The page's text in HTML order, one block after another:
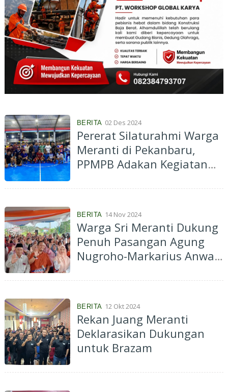
BERITA 02 Des 2024
Pererat Silaturahmi Warga
Meranti di Pekanbaru,
PPMPB Adakan Kegiatan
BERITA 14 Nov 2024
Warga Sri Meranti Dukung
Penuh Pasangan Agung
Nugroho-Markarius Anwar
BERITA 12 Okt 2024
Rekan Juang Meranti
Deklarasikan Dukungan
untuk Brazam